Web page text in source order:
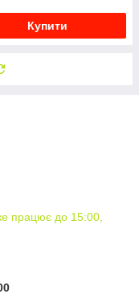
Купити
працює до 15:00,